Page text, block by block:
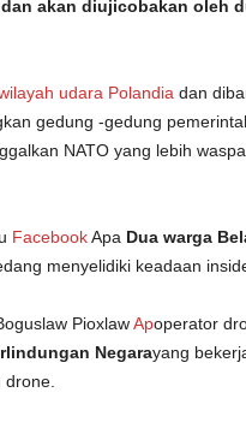
akan diujicobakan oleh
udara Polandia dan
gedung -gedung
NATO yang lebih
FacebookApa Dua warga
menyelidiki keadaan
PioxlawApoperator
Negarayang